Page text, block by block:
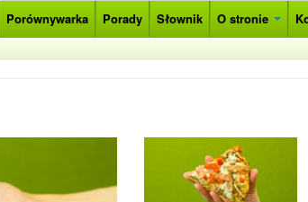
Porównywarka Porady Słownik O stronie